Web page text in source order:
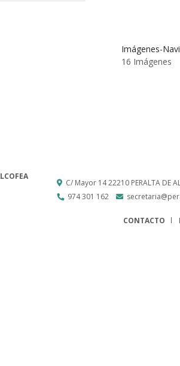
16 Imágenes
C/ Mayor 1422210 PERALTA DE
974 301 162
CONTACTO